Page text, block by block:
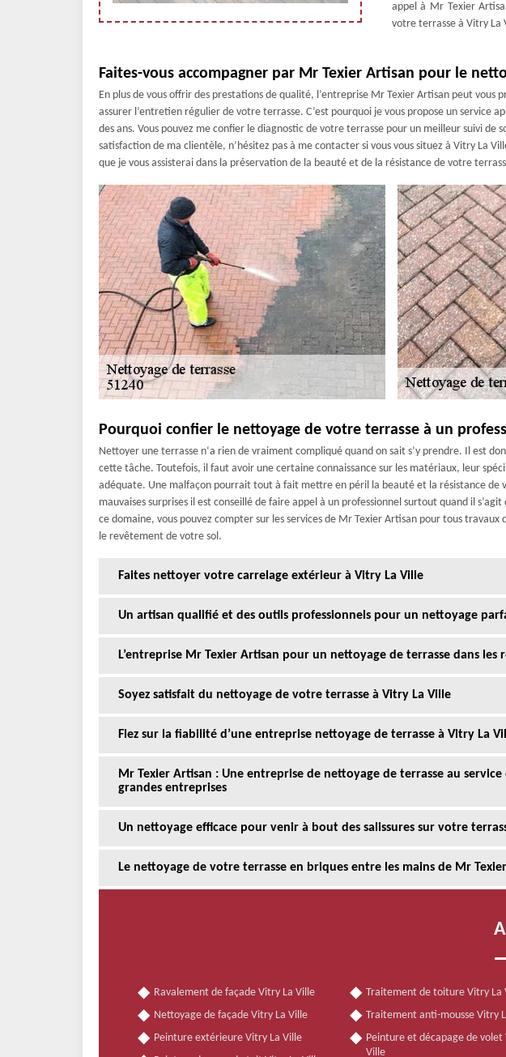
appel à Mr Texier
votre terrasse à Vitry La
Faites-vous accompagner par Mr Texier Artisan pour le
En plus de vous offrir des prestations de qualité, l’entreprise Mr Texier Artisan peut vous
assurer l’entretien régulier de votre terrasse. C’est pourquoi je vous propose un service
des ans. Vous pouvez me confier le diagnostic de votre terrasse pour un meilleur suivi de
satisfaction de ma clientèle, n’hésitez pas à me contacter si vous vous situez à Vitry La
que je vous assisterai dans la préservation de la beauté et de la résistance de votre
Pourquoi confier le nettoyage de votre terrasse à un
Nettoyer une terrasse n‘a rien de vraiment compliqué quand on sait s’y prendre. Il est
cette tâche. Toutefois, il faut avoir une certaine connaissance sur les matériaux, leur
adéquate. Une malfaçon pourrait tout à fait mettre en péril la beauté et la résistance de
mauvaises surprises il est conseillé de faire appel à un professionnel surtout quand il
ce domaine, vous pouvez compter sur les services de Mr Texier Artisan pour tous
le revêtement de votre sol.
Faites nettoyer votre carrelage extérieur à Vitry La Ville
Un artisan qualifié et des outils professionnels pour un nettoyage
L’entreprise Mr Texier Artisan pour un nettoyage de terrasse dans les
Soyez satisfait du nettoyage de votre terrasse à Vitry La Ville
Fiez sur la fiabilité d’une entreprise nettoyage de terrasse à Vitry La
Mr Texier Artisan : Une entreprise de nettoyage de terrasse au
grandes entreprises
Un nettoyage efficace pour venir à bout des salissures sur votre
Le nettoyage de votre terrasse en briques entre les mains de Mr
Ravalement de façade Vitry La Ville
Nettoyage de façade Vitry La Ville
Peinture extérieure Vitry La Ville
Traitement de toiture Vitry La
Traitement anti-mousse Vitry
Peinture et décapage de volet
Ville